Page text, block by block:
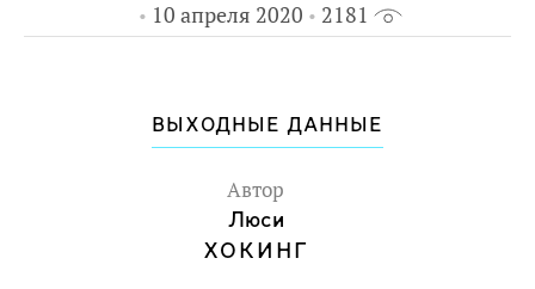
10 апреля 2020
2181
ВЫХОДНЫЕ ДАННЫЕ
Автор
Люси
ХОКИНГ